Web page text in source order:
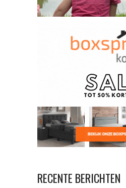
RECENTE BERICHTEN